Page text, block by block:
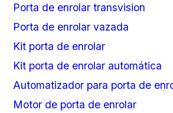
Porta de enrolar transvision
Porta de enrolar vazada
Kit porta de enrolar
Kit porta de enrolar automática
Automatizador para porta de
Motor de porta de enrolar